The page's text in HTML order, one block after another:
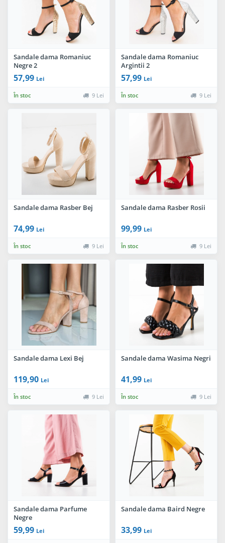
Sandale dama Romaniuc
Negre 2
57,99 Lei
În stoc 9 Lei
Sandale dama Romaniuc
Argintii 2
57,99 Lei
În stoc 9 Lei
Sandale dama Rasber Bej
74,99 Lei
În stoc 9 Lei
Sandale dama Rasber Rosii
99,99 Lei
În stoc 9 Lei
Sandale dama Lexi Bej
119,90 Lei
În stoc 9 Lei
Sandale dama Wasima Negri
41,99 Lei
În stoc 9 Lei
Sandale dama Parfume
Negre
59,99 Lei
Sandale dama Baird Negre
33,99 Lei